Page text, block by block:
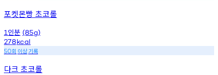
포켓몬빵 초코롤
1 인분 (85g)
278kcal
50회 이상기록
다크 초코롤